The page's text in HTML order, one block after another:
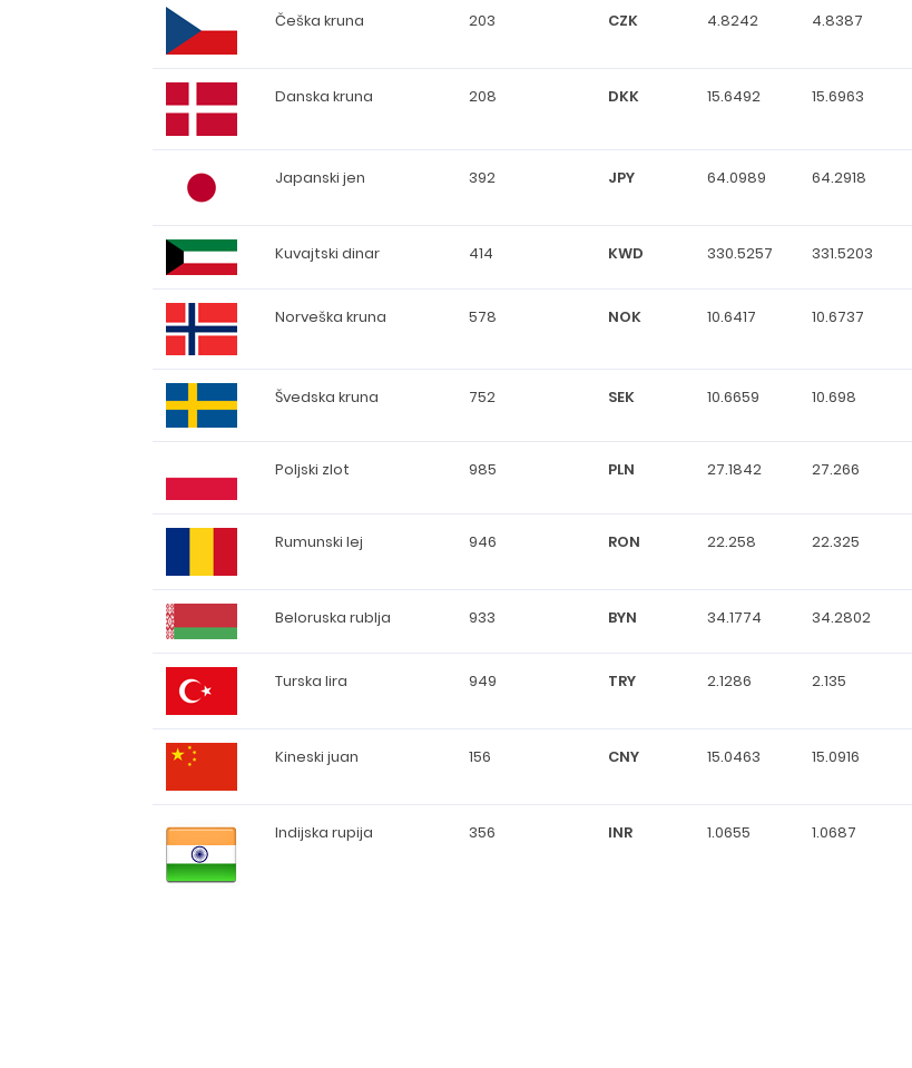
Češka kruna 203 CZK 4.8242 4.8387
Danska kruna 208 DKK 15.6492 15.6963
Japanski jen 392 JPY 64.0989 64.2918
Kuvajtski dinar 414 KWD 330.5257 331.5203
Norveška kruna 578 NOK 10.6417 10.6737
Švedska kruna 752 SEK 10.6659 10.698
Poljski zlot 985 PLN 27.1842 27.266
Rumunski lej 946 RON 22.258 22.325
Beloruska rublja 933 BYN 34.1774 34.2802
Turska lira 949 TRY 2.1286 2.135
Kineski juan 156 CNY 15.0463 15.0916
Indijska rupija 356 INR 1.0655 1.0687